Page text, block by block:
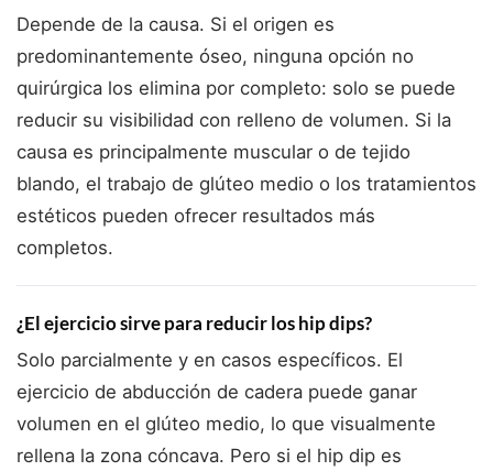
Depende de la causa. Si el origen es
predominantemente óseo, ninguna opción no
quirúrgica los elimina por completo: solo se puede
reducir su visibilidad con relleno de volumen. Si la
causa es principalmente muscular o de tejido
blando, el trabajo de glúteo medio o los tratamientos
estéticos pueden ofrecer resultados más
completos.
¿El ejercicio sirve para reducir los hip dips?
Solo parcialmente y en casos específicos. El
ejercicio de abducción de cadera puede ganar
volumen en el glúteo medio, lo que visualmente
rellena la zona cóncava. Pero si el hip dip es